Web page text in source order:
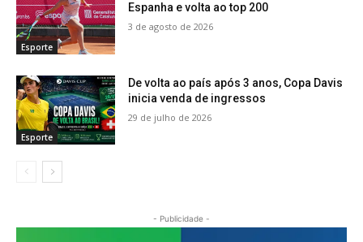
Esporte
Espanha e volta ao top 200
3 de agosto de 2026
Esporte
De volta ao país após 3 anos, Copa Davis
inicia venda de ingressos
29 de julho de 2026
- Publicidade -